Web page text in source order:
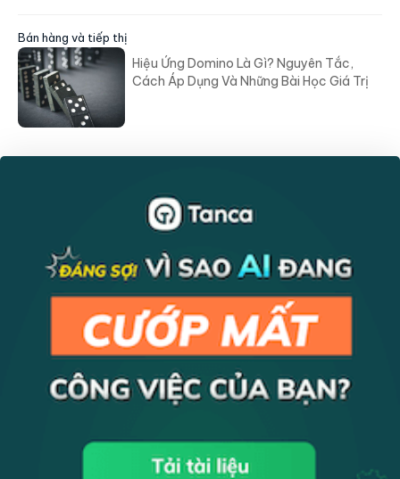
Bán hàng và tiếp thị
Hiệu Ứng Domino Là Gì? Nguyên Tắc,
Cách Áp Dụng Và Những Bài Học Giá Trị